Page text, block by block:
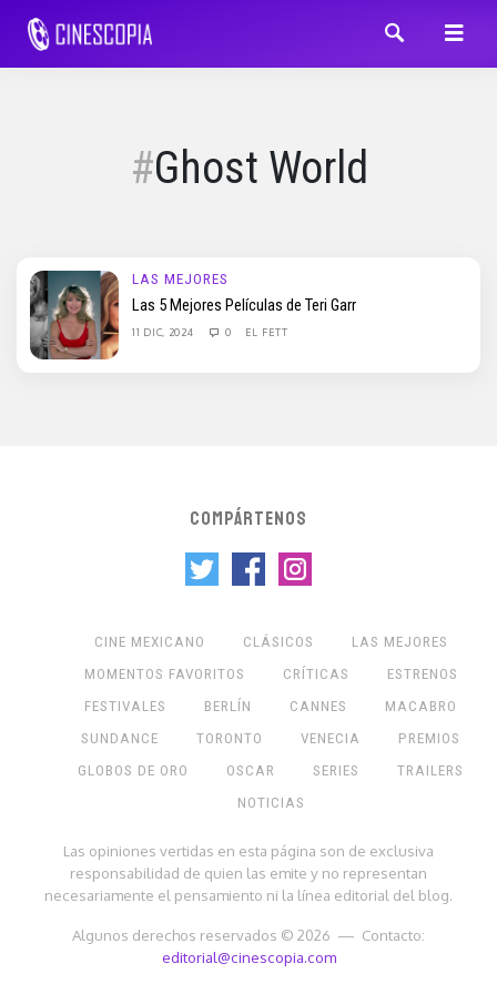
Ghost World
LAS MEJORES
Las 5 Mejores Películas de Teri Garr
11 DIC, 2024 0 EL FETT
COMPÁRTENOS
CINE MEXICANO CLÁSICOS
LAS MEJORES
MOMENTOS FAVORITOS
CRÍTICAS
ESTRENOS
FESTIVALES
BERLÍN CANNES
MACABRO
SUNDANCE
TORONTO VENECIA
PREMIOS
GLOBOS DE ORO
OSCAR SERIES
TRAILERS
NOTICIAS
Las opiniones vertidas en esta página son de exclusiva
responsabilidad de quien las emite y no representan
necesariamente el pensamiento ni la línea editorial del blog.
Algunos derechos reservados © 2026 — Contacto:
editorial@cinescopia.com